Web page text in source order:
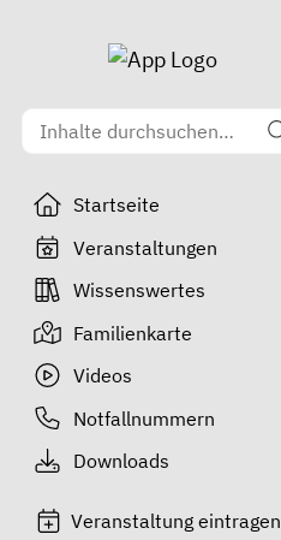
Startseite
Veranstaltungen
Wissenswertes
Familienkarte
Videos
Notfallnummern
Downloads
Veranstaltung eintragen